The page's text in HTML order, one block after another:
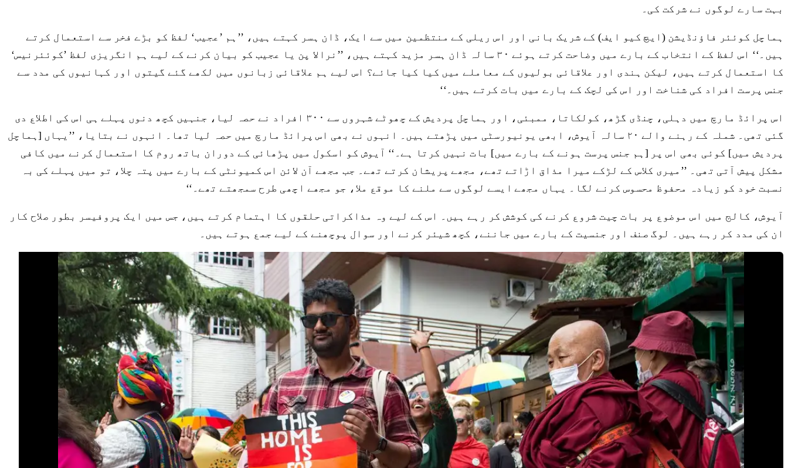
بہت سارے لوگوں نے شرکت کی۔
ہماچل کوئئر فاؤنڈیشن (ایچ کیو ایف) کے شریک بانی اور اس ریلی کے منتظمین میں سے ایک، ڈان ہسر کہتے ہیں، ’’ہم ’عجیب‘ لفظ کو بڑے فخر سے استعمال کرتے
ہیں۔‘‘ اس لفظ کے انتخاب کے بارے میں وضاحت کرتے ہوئے ۳۰ سالہ ڈان ہسر مزید کہتے ہیں، ’’نرالا پن یا عجیب کو بیان کرنے کے لیے ہم انگریزی لفظ ’کوئئرنیس‘
کا استعمال کرتے ہیں، لیکن ہندی اور علاقائی بولیوں کے معاملے میں کیا کیا جائے؟ اس لیے ہم علاقائی زبانوں میں لکھے گئے گیتوں اور کہانیوں کی مدد سے
جنس پرست افراد کی شناخت اور اس کی لچک کے بارے میں بات کرتے ہیں۔‘‘
اس پرائڈ مارچ میں دہلی، چنڈی گڑھ، کولکاتا، ممبئی، اور ہماچل پردیش کے چھوٹے شہروں سے ۳۰۰ افراد نے حصہ لیا، جنہیں کچھ دنوں پہلے ہی اس کی اطلاع دی
گئی تھی۔ شملہ کے رہنے والے ۲۰ سالہ آیوش، ابھی یونیورسٹی میں پڑھتے ہیں۔ انہوں نے بھی اس پرائڈ مارچ میں حصہ لیا تھا۔ انہوں نے بتایا، ’’یہاں [ہماچل
پردیش میں] کوئی بھی اس پر [ہم جنس پرست ہونے کے بارے میں] بات نہیں کرتا ہے۔‘‘ آیوش کو اسکول میں پڑھائی کے دوران باتھ روم کا استعمال کرنے میں کافی
مشکل پیش آتی تھی۔ ’’میری کلاس کے لڑکے میرا مذاق اڑاتے تھے، مجھے پریشان کرتے تھے۔ جب مجھے آن لائن اس کمیونٹی کے بارے میں پتہ چلا، تو میں پہلے کی بہ
نسبت خود کو زیادہ محفوظ محسوس کرنے لگا۔ یہاں مجھے ایسے لوگوں سے ملنے کا موقع ملا، جو مجھے اچھی طرح سمجھتے تھے۔‘‘
آیوش، کالج میں اس موضوع پر بات چیت شروع کرنے کی کوشش کر رہے ہیں۔ اس کے لیے وہ مذاکراتی حلقوں کا اہتمام کرتے ہیں، جس میں ایک پروفیسر بطور صلاح کار
ان کی مدد کر رہے ہیں۔ لوگ صنف اور جنسیت کے بارے میں جاننے، کچھ شیئر کرنے اور سوال پوچھنے کے لیے جمع ہوتے ہیں۔